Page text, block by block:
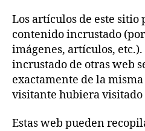
Los artículos de este
contenido incrustado
imágenes, artículos,
incrustado de otras web
exactamente de la
visitante hubiera visitado
Estas web pueden